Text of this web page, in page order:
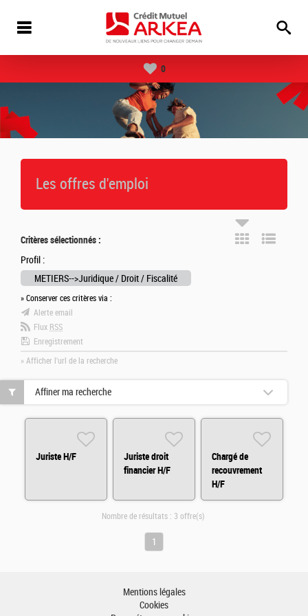
0
Les offres d'emploi
Critères sélectionnés :
Profil :
METIERS-->Juridique / Droit / Fiscalité
» Conserver ces critères via :
Alerte email
Flux RSS
Enregistrement
» Afficher l'url de la recherche
Juriste H/F
Juriste droit
financier H/F
Chargé de
recouvrement
H/F
Affiner ma recherche
Nombre de résultats : 3 offre(s)
1
Mentions légales
Cookies